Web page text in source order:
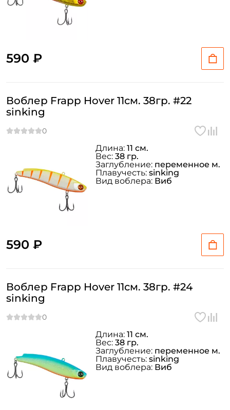
590 ₽
Воблер Frapp Hover 11см. 38гр. #22
sinking
590 ₽
Длина: 11 см.
Вес: 38 гр.
Заглубление: переменное м.
Плавучесть: sinking
Вид воблера: Виб
Воблер Frapp Hover 11см. 38гр. #24
sinking
Длина: 11 см.
Вес: 38 гр.
Заглубление: переменное м.
Плавучесть: sinking
Вид воблера: Виб